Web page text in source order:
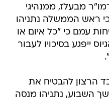
מבעלז, ממנהיגי
ראש הממשלה נתניהו
עמם כי "כל איום או
ייפגע בסיכויו לעבור
הרצון להבטיח את
השבוע, נתניהו מנסה